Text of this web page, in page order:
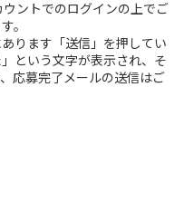
ントでのログインの上でご
。
ります「送信」を押してい
という文字が表示され、そ
応募完了メールの送信はご